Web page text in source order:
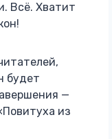
Всё. Хватит
будет
—
из